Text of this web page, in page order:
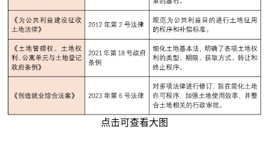
点击可查看大图